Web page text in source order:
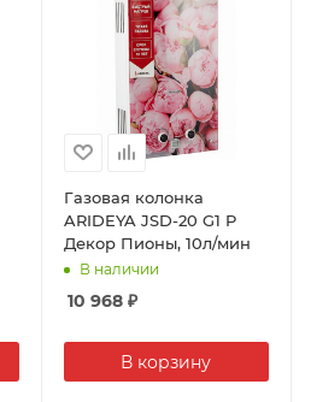
Газовая колонка
ARIDEYA JSD-20 G1 P
Декор Пионы, 10л/мин
В наличии
10 968₽
В корзину